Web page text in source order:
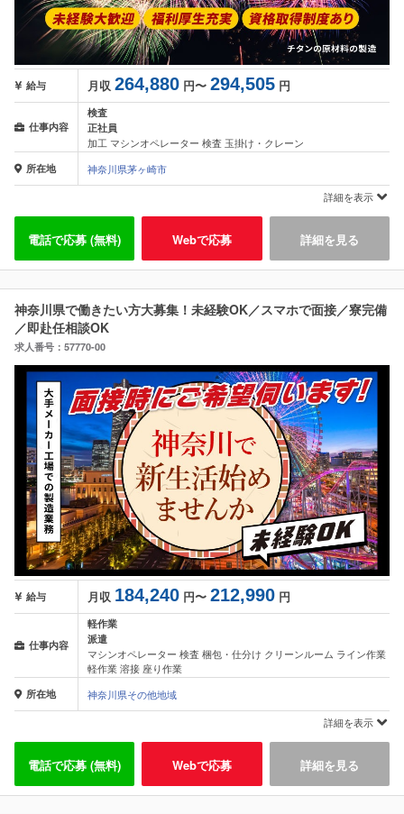
給与 月収 264,880 円〜 294,505 円
仕事内容
検査
正社員
加工 マシンオペレーター 検査 玉掛け・クレーン
所在地
神奈川県茅ヶ崎市
詳細を表示
電話で応募 (無料) Webで応募 詳細を見る
神奈川県で働きたい方大募集！未経験OK／スマホで面接／寮完備
／即赴任相談OK
求人番号：57770-00
給与 月収 184,240 円〜 212,990 円
仕事内容
軽作業
派遣
マシンオペレーター 検査 梱包・仕分け クリーンルーム ライン作業
軽作業 溶接 座り作業
所在地
神奈川県その他地域
詳細を表示
電話で応募 (無料) Webで応募 詳細を見る